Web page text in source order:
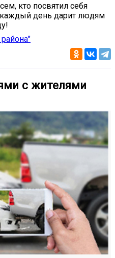
кто посвятил себя
день дарит людям
с жителями